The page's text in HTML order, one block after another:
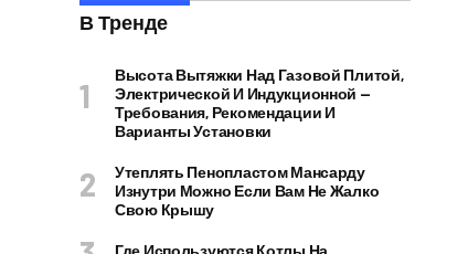
В Тренде
Высота Вытяжки Над Газовой Плитой,
Электрической И Индукционной —
Требования, Рекомендации И
Варианты Установки
Утеплять Пенопластом Мансарду
Изнутри Можно Если Вам Не Жалко
Свою Крышу
Где Используются Котлы На